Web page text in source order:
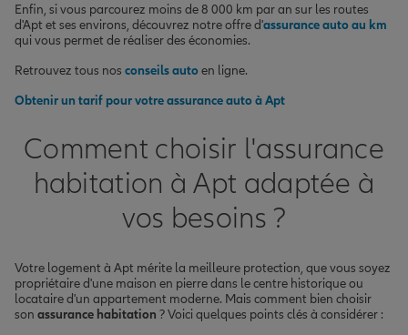
Enfin, si vous parcourez moins de 8 000 km par an sur les routes
d'Apt et ses environs, découvrez notre offre d'assurance auto au km
qui vous permet de réaliser des économies.
Retrouvez tous nos conseils autoen ligne.
Obtenir un tarif pour votre assurance auto à Apt
Comment choisir l'assurance
habitation à Apt adaptée à
vos besoins ?
Votre logement à Apt mérite la meilleure protection, que vous soyez
propriétaire d'une maison en pierre dans le centre historique ou
locataire d'un appartement moderne. Mais comment bien choisir
son assurance habitation ? Voici quelques points clés à considérer :